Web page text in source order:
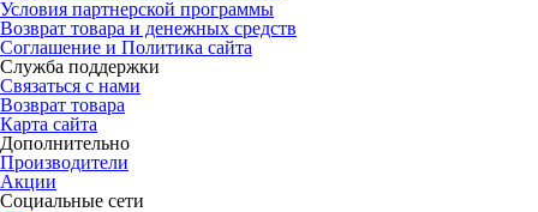
Условия партнерской программы
Возврат товара и денежных средств
Соглашение и Политика сайта
Служба поддержки
Связаться с нами
Возврат товара
Карта сайта
Дополнительно
Производители
Акции
Социальные сети